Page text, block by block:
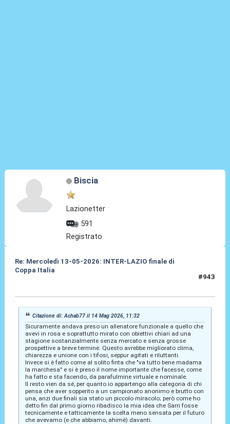
Biscia
Lazionetter
591
Registrato
Re: Mercoledì 13-05-2026: INTER-LAZIO finale di
Coppa Italia
#943
Citazione di: Achab77 il 14 Mag 2026, 11:32
Sicuramente andava preso un allenatore funzionale a quello che
avevi in rosa e soprattutto mirato con obiettivi chiari ad una
stagione sostanzialmente senza mercato e senza grosse
prospettive a breve termine. Questo avrebbe migliorato clima,
chiarezza e unione con i tifosi, seppur agitati e riluttanti.
Invece si è fatto come al solito finta che "va tutto bene madama
la marchesa" e si è preso il nome importante che facesse, come
ha fatto e sta facendo, da parafulmine virtuale e nominale.
Il resto vien da sé, per quanto io appartengo alla categoria di chi
pensa che aver sopperito a un campionato anonimo e brutto con
una, anzi due finali sia stato un piccolo miracolo; però come ho
detto fin dal primo giorno ribadisco la mia idea che Sarri fosse
tecnicamente e tatticamente la scelta meno sensata per il futuro
che avevamo (e che abbiamo, ahimè) davanti.